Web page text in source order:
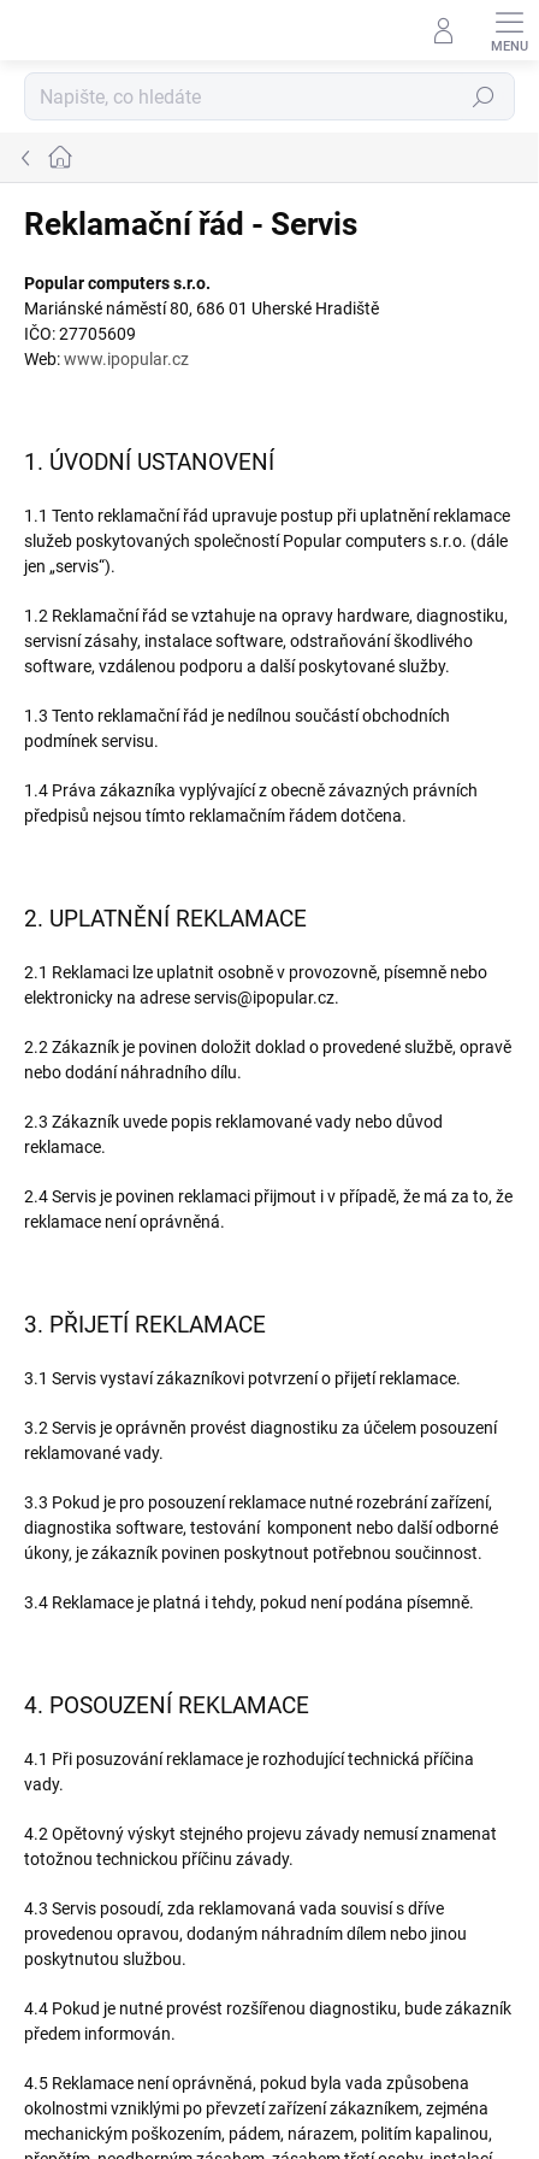
Hledat
Domů
Reklamační řád - Servis
Popular computers s.r.o.
Mariánské náměstí 80, 686 01 Uherské Hradiště
IČO: 27705609
Web:www.ipopular.cz
1. ÚVODNÍ USTANOVENÍ
1.1 Tento reklamační řád upravuje postup při uplatnění reklamace
služeb poskytovaných společností Popular computers s.r.o. (dále
jen „servis“).
1.2 Reklamační řád se vztahuje na opravy hardware, diagnostiku,
servisní zásahy, instalace software, odstraňování škodlivého
software, vzdálenou podporu a další poskytované služby.
1.3 Tento reklamační řád je nedílnou součástí obchodních
podmínek servisu.
1.4 Práva zákazníka vyplývající z obecně závazných právních
předpisů nejsou tímto reklamačním řádem dotčena.
2. UPLATNĚNÍ REKLAMACE
2.1 Reklamaci lze uplatnit osobně v provozovně, písemně nebo
elektronicky na adrese servis@ipopular.cz.
2.2 Zákazník je povinen doložit doklad o provedené službě, opravě
nebo dodání náhradního dílu.
2.3 Zákazník uvede popis reklamované vady nebo důvod
reklamace.
2.4 Servis je povinen reklamaci přijmout i v případě, že má za to, že
reklamace není oprávněná.
3. PŘIJETÍ REKLAMACE
3.1 Servis vystaví zákazníkovi potvrzení o přijetí reklamace.
3.2 Servis je oprávněn provést diagnostiku za účelem posouzení
reklamované vady.
3.3 Pokud je pro posouzení reklamace nutné rozebrání zařízení,
diagnostika software, testování komponent nebo další odborné
úkony, je zákazník povinen poskytnout potřebnou součinnost.
3.4 Reklamace je platná i tehdy, pokud není podána písemně.
4. POSOUZENÍ REKLAMACE
4.1 Při posuzování reklamace je rozhodující technická příčina
vady.
4.2 Opětovný výskyt stejného projevu závady nemusí znamenat
totožnou technickou příčinu závady.
4.3 Servis posoudí, zda reklamovaná vada souvisí s dříve
provedenou opravou, dodaným náhradním dílem nebo jinou
poskytnutou službou.
4.4 Pokud je nutné provést rozšířenou diagnostiku, bude zákazník
předem informován.
4.5 Reklamace není oprávněná, pokud byla vada způsobena
okolnostmi vzniklými po převzetí zařízení zákazníkem, zejména
mechanickým poškozením, pádem, nárazem, politím kapalinou,